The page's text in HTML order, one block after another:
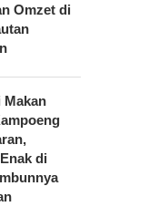
Omzet di
Makan
di